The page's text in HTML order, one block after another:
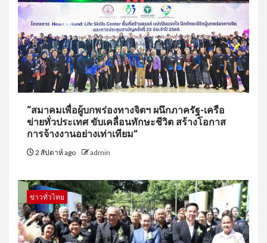
“สมาคมเพื่อผู้บกพร่องทางจิตฯ ผนึกภาครัฐ-เครือ
ข่ายทั่วประเทศ ขับเคลื่อนทักษะชีวิต สร้างโอกาส
การจ้างงานอย่างเท่าเทียม”
2 สัปดาห์ ago admin
ข่าวทั่วไทย